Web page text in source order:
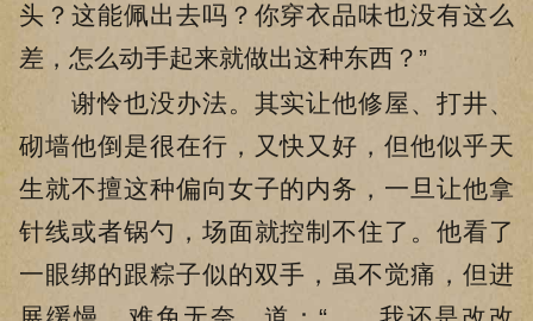
头？这能佩出去吗？你穿衣品味也没有这么
差，怎么动手起来就做出这种东西？”
谢怜也没办法。其实让他修屋、打井、
砌墙他倒是很在行，又快又好，但他似乎天
生就不擅这种偏向女子的内务，一旦让他拿
针线或者锅勺，场面就控制不住了。他看了
一眼绑的跟粽子似的双手，虽不觉痛，但进